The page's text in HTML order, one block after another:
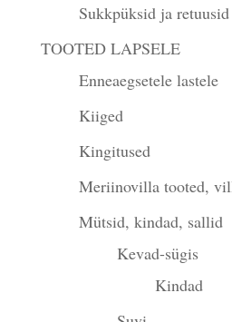
Sukkpüksid ja retuusid
TOOTED LAPSELE
Enneaegsetele lastele
Kiiged
Kingitused
Meriinovilla tooted,
Mütsid, kindad, sallid
Kevad-sügis
Kindad